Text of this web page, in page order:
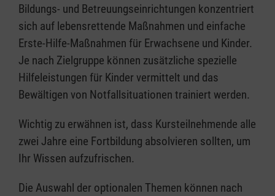
Bildungs- und Betreuungseinrichtungen konzentriert
sich auf lebensrettende Maßnahmen und einfache
Erste-Hilfe-Maßnahmen für Erwachsene und Kinder.
Je nach Zielgruppe können zusätzliche spezielle
Hilfeleistungen für Kinder vermittelt und das
Bewältigen von Notfallsituationen trainiert werden.
Wichtig zu erwähnen ist, dass Kursteilnehmende alle
zwei Jahre eine Fortbildung absolvieren sollten, um
Ihr Wissen aufzufrischen.
Die Auswahl der optionalen Themen können nach